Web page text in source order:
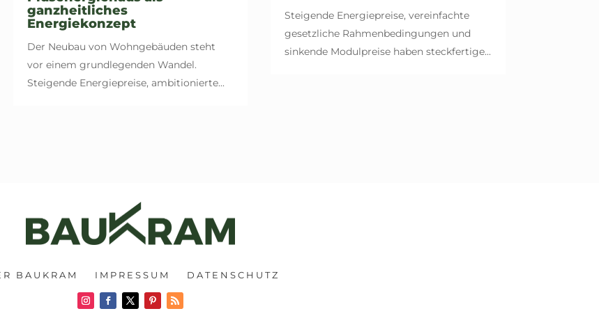
ganzheitliches
Energiekonzept
Der Neubau von Wohngebäuden steht
vor einem grundlegenden Wandel.
Steigende Energiepreise, ambitionierte...
Steigende Energiepreise, vereinfachte
gesetzliche Rahmenbedingungen und
sinkende Modulpreise haben steckfertige...
BAUKRAM IMPRESSUM DATENSCHUTZ